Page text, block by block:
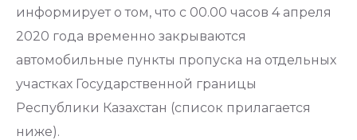
информирует о том, что с 00.00 часов 4 апреля
2020 года временно закрываются
автомобильные пункты пропуска на отдельных
участках Государственной границы
Республики Казахстан (список прилагается
ниже).